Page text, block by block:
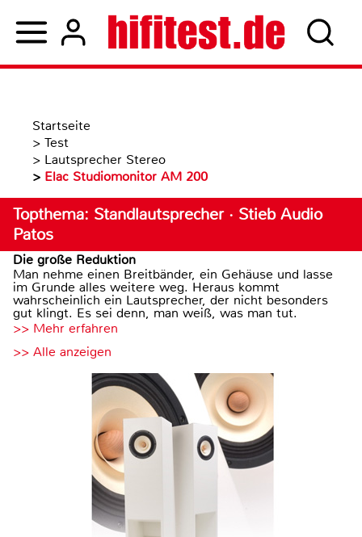
Startseite
> Test
> Lautsprecher Stereo
> Elac Studiomonitor AM 200
Topthema: Standlautsprecher · Stieb Audio
Patos
Die große Reduktion
Man nehme einen Breitbänder, ein Gehäuse und lasse
im Grunde alles weitere weg. Heraus kommt
wahrscheinlich ein Lautsprecher, der nicht besonders
gut klingt. Es sei denn, man weiß, was man tut.
>> Mehr erfahren
>> Alle anzeigen